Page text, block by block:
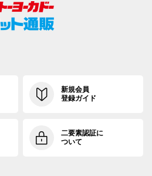
新規会員
登録ガイド
二要素認証に
ついて